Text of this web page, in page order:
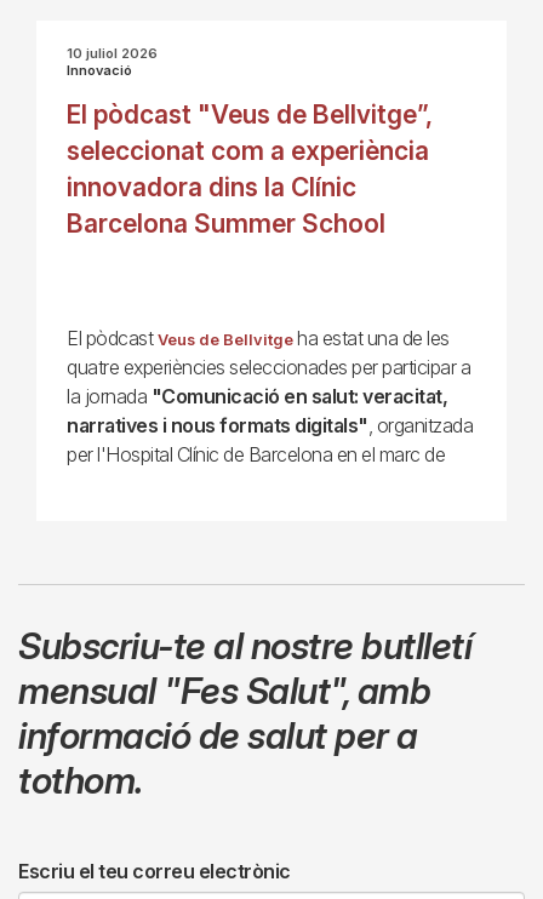
10 juliol 2026
Innovació
El pòdcast "Veus de Bellvitge”,
seleccionat com a experiència
innovadora dins la Clínic
Barcelona Summer School
El pòdcast Veus de Bellvitgeha estat una de les
quatre experiències seleccionades per participar a
la jornada "Comunicació en salut: veracitat,
narratives i nous formats digitals" , organitzada
per l'Hospital Clínic de Barcelona en el marc de
Subscriu-te al nostre butlletí
mensual "Fes Salut",amb
informació de salut per a
tothom.
Escriu el teu correu electrònic